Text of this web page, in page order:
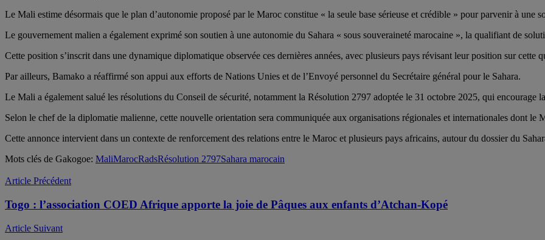
Le Mali estime désormais que le plan d’autonomie proposé par le Maroc constitue « la seule base sérieuse et crédible » pour parvenir à une
Le gouvernement malien a également exprimé son soutien à une autonomie du Sahara « sous souveraineté marocaine », la qualifiant de
Cette position s’inscrit dans une dynamique diplomatique observée ces dernières années, avec plusieurs pays révisant leur position sur cette
Par ailleurs, Bamako a réaffirmé son appui aux efforts de Nations Unies et de l’Envoyé personnel du Secrétaire général pour le Sahara.
Le Mali a également salué les résolutions du Conseil de sécurité, notamment la Résolution 2797 adoptée le 31 octobre 2025, qui encourage
Selon le chef de la diplomatie malienne, cette nouvelle orientation sera communiquée aux organisations régionales et internationales dont le
Cette annonce intervient dans un contexte de renforcement des relations entre le Maroc et plusieurs pays africains, autour du dossier du
Mots clés de Gakogoe: MaliMarocRadsRésolution 2797Sahara marocain
Article Précédent
Togo : l’association COED Afrique apporte la joie de Pâques aux enfants d’Atchan-Kopé
Article Suivant